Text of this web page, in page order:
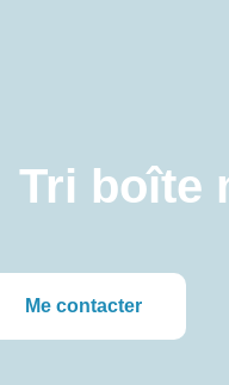
Tri boîte
Me contacter